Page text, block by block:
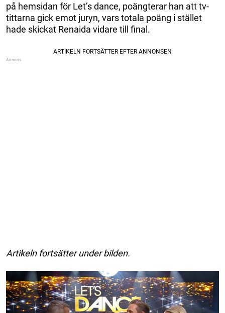
på hemsidan för Let’s dance, poängterar han att tv-
tittarna gick emot juryn, vars totala poäng i stället
hade skickat Renaida vidare till final.
Artikeln fortsätter under bilden.